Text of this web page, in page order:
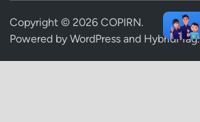
Copyright © 2026 COPIRN.
Powered by WordPress and HybridMag.